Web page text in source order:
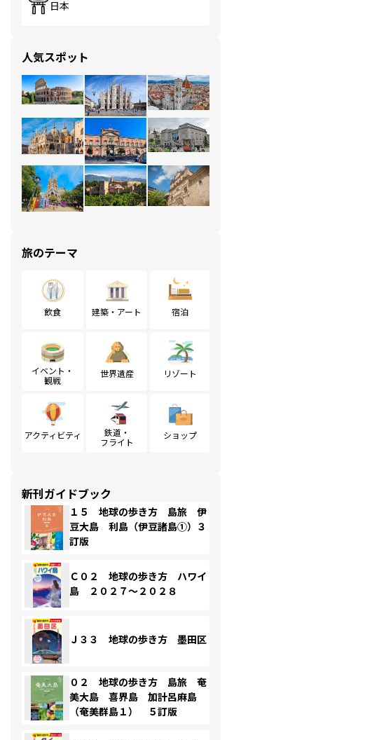
日本
人気スポット
旅のテーマ
飲食 建築・アート 宿泊
イベント・
観戦
世界遺産 リゾート
アクティビティ
鉄道・
フライト
ショップ
新刊ガイドブック
１５ 地球の歩き方 島旅 伊
豆大島 利島（伊豆諸島①）３
訂版
Ｃ０２ 地球の歩き方 ハワイ
島 ２０２７～２０２８
Ｊ３３ 地球の歩き方 墨田区
０２ 地球の歩き方 島旅 奄
美大島 喜界島 加計呂麻島
（奄美群島１） ５訂版